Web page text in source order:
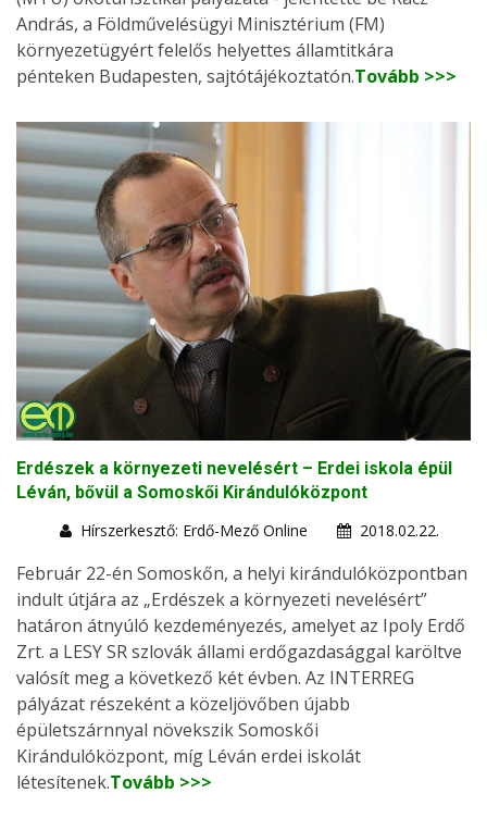
András, a Földművelésügyi Minisztérium (FM)
környezetügyért felelős helyettes államtitkára
pénteken Budapesten, sajtótájékoztatón.Tovább >>>
Erdészek a környezeti nevelésért – Erdei iskola épül
Léván, bővül a Somoskői Kirándulóközpont
Hírszerkesztő: Erdő-Mező Online
2018.02.22.
Február 22-én Somoskőn, a helyi kirándulóközpontban
indult útjára az „Erdészek a környezeti nevelésért”
határon átnyúló kezdeményezés, amelyet az Ipoly Erdő
Zrt. a LESY SR szlovák állami erdőgazdasággal karöltve
valósít meg a következő két évben. Az INTERREG
pályázat részeként a közeljövőben újabb
épületszárnnyal növekszik Somoskői
Kirándulóközpont, míg Léván erdei iskolát
létesítenek.Tovább >>>